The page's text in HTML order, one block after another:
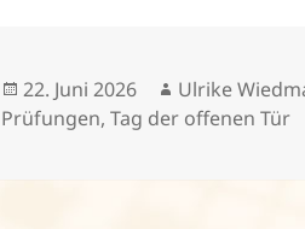
Veröffentlicht
am
22. Juni 2026 Autor
Ulrike
Prüfungen,Tag der offenen Tür